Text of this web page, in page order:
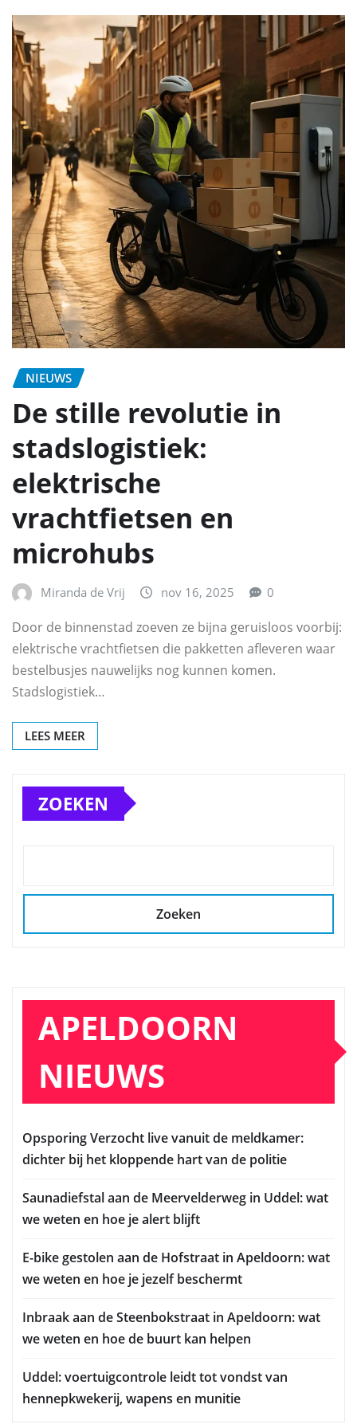
NIEUWS
De stille revolutie in
stadslogistiek:
elektrische
vrachtfietsen en
microhubs
Miranda de Vrij nov 16, 2025 0
Door de binnenstad zoeven ze bijna geruisloos voorbij:
elektrische vrachtfietsen die pakketten afleveren waar
bestelbusjes nauwelijks nog kunnen komen.
Stadslogistiek…
LEES MEER
ZOEKEN
Zoeken
APELDOORN
NIEUWS
Opsporing Verzocht live vanuit de meldkamer:
dichter bij het kloppende hart van de politie
Saunadiefstal aan de Meervelderweg in Uddel: wat
we weten en hoe je alert blijft
E-bike gestolen aan de Hofstraat in Apeldoorn: wat
we weten en hoe je jezelf beschermt
Inbraak aan de Steenbokstraat in Apeldoorn: wat
we weten en hoe de buurt kan helpen
Uddel: voertuigcontrole leidt tot vondst van
hennepkwekerij, wapens en munitie